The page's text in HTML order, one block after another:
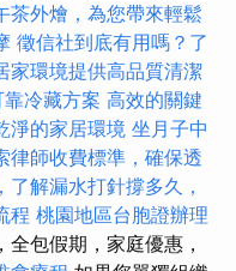
茶外燴，為您帶來輕鬆
徵信社到底有用嗎？了
家環境提供高品質清潔
冷藏方案 高效的關鍵
淨的家居環境 坐月子中
律師收費標準，確保透
了解漏水打針撐多久，
程 桃園地區台胞證辦理
包假期，家庭優惠，